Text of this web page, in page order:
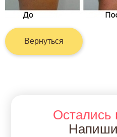
Вернуться
Остались